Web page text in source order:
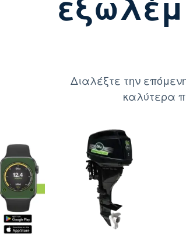
Διαλέξτε την
καλύτερα